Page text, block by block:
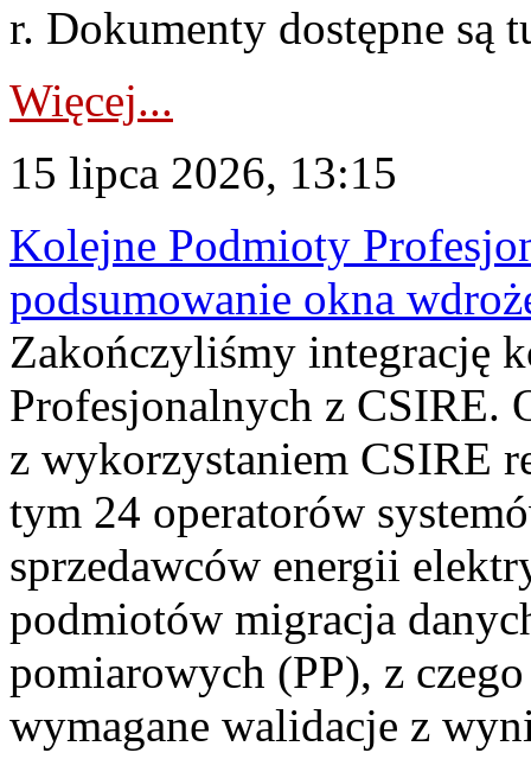
r. Dokumenty dostępne są
Więcej...
15 lipca 2026, 13:15
Kolejne Podmioty
podsumowanie okna
Zakończyliśmy integrację
Profesjonalnych z CSIRE.
z wykorzystaniem CSIRE
tym 24 operatorów
sprzedawców energii
podmiotów migracja
pomiarowych (PP), z
wymagane walidacje z